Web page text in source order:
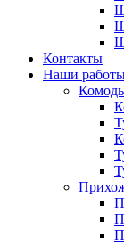
Контакты
Наши